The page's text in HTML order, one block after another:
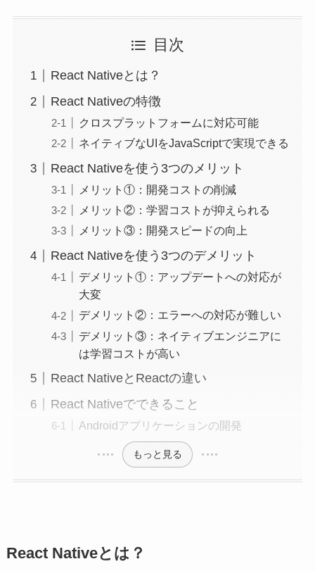
目次
React Nativeとは？
React Nativeの特徴
クロスプラットフォームに対応可能
ネイティブなUIをJavaScriptで実現できる
React Nativeを使う3つのメリット
メリット①：開発コストの削減
メリット②：学習コストが抑えられる
メリット③：開発スピードの向上
React Nativeを使う3つのデメリット
デメリット①：アップデートへの対応が
大変
デメリット②：エラーへの対応が難しい
デメリット③：ネイティブエンジニアに
は学習コストが高い
React NativeとReactの違い
React Nativeでできること
Androidアプリケーションの開発
もっと見る
React Nativeとは？